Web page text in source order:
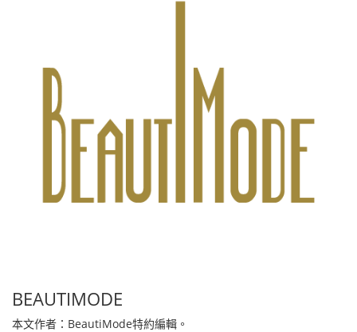
BEAUTIMODE
本文作者：BeautiMode特約編輯。